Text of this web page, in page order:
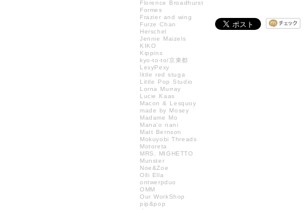
Florence Broadhurst
Formes
Frazier and wing
Furze Chan
Herschel
Jennie Maizels
KIKO
Kippins
kyo-to-to/京東都
LexyPexy
little red stuga
Little Pop Studio
Lorna Murray
Lucie Kaas
Macon & Lesquoy
made by Mosey
Madame Mo
Mana'o nani
Matt Bernson
Mokuyobi Threads
Motoreta
MRS. MIGHETTO
Munster
Noe&Zoe
Olli Ella
ontwerpduo
OMM
Our WorkShop
pip&pop